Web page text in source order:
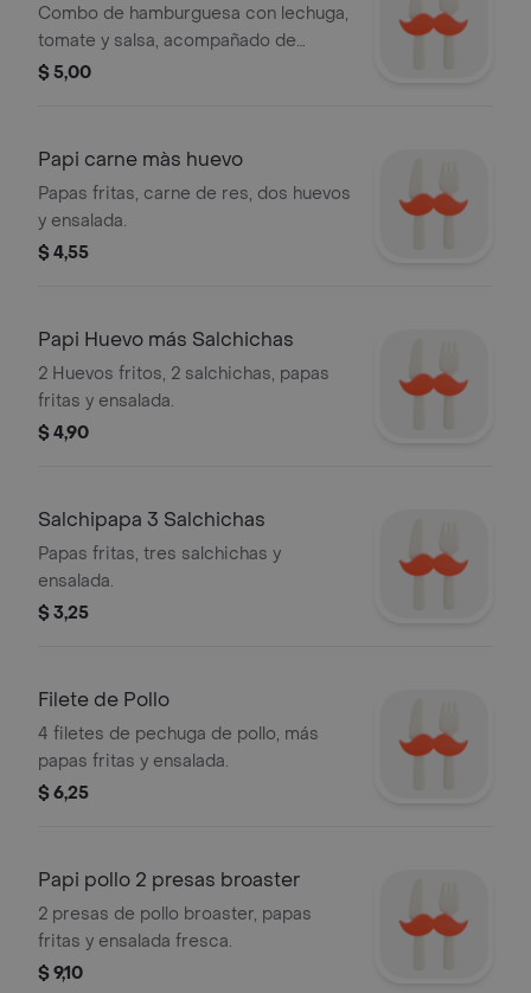
Combo de hamburguesa con lechuga,
tomate y salsa, acompañado de
falafel, papas fritas y tortilla.
$ 5,00
Papi carne màs huevo
Papas fritas, carne de res, dos huevos
y ensalada.
$ 4,55
Papi Huevo más Salchichas
2 Huevos fritos, 2 salchichas, papas
fritas y ensalada.
$ 4,90
Salchipapa 3 Salchichas
Papas fritas, tres salchichas y
ensalada.
$ 3,25
Filete de Pollo
4 filetes de pechuga de pollo, más
papas fritas y ensalada.
$ 6,25
Papi pollo 2 presas broaster
2 presas de pollo broaster, papas
fritas y ensalada fresca.
$ 9,10